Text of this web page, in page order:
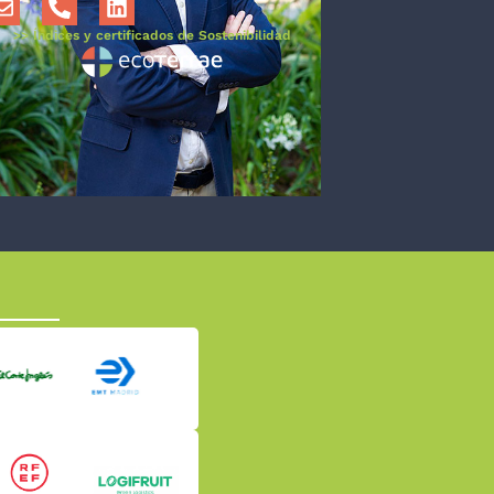
>> Índices y certificados de Sostenibilidad